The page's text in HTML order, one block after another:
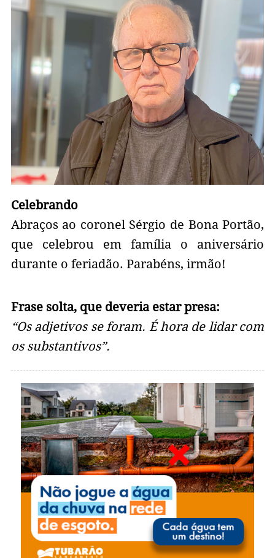
Celebrando
Abraços ao coronel Sérgio de Bona Portão,
que celebrou em família o aniversário
durante o feriadão. Parabéns, irmão!
Frase solta, que deveria estar presa:
“Os adjetivos se foram. É hora de lidar com
os substantivos”.